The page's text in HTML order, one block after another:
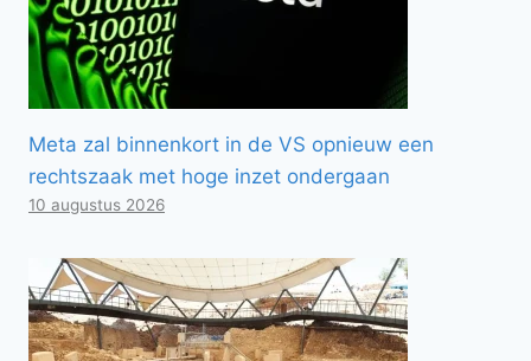
Meta zal binnenkort in de VS opnieuw een
rechtszaak met hoge inzet ondergaan
10 augustus 2026